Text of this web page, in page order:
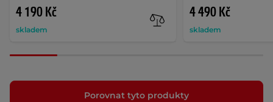
4 190 Kč
skladem
4 490 Kč
skladem
Porovnat tyto produkty